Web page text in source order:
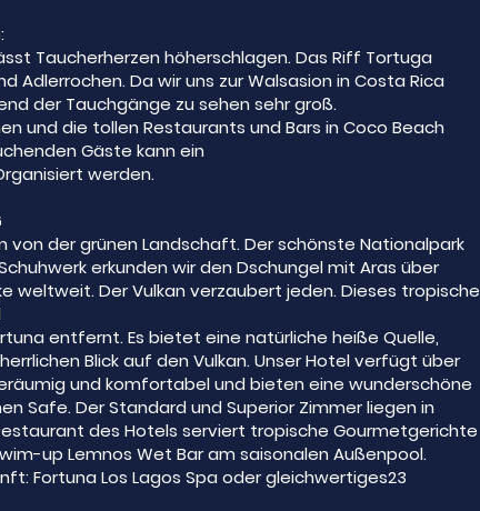
Taucherherzen höherschlagen. Das Riff Tortuga
Da wir uns zur Walsasion in Costa Rica
der Tauchgänge zu sehen sehr groß.
und die tollen Restaurants und Bars in Coco Beach
Gäste kann ein
werden.
der grünen Landschaft. Der schönste Nationalpark
erkunden wir den Dschungel mit Aras über
weltweit. Der Vulkan verzaubert jeden. Dieses tropische
entfernt. Es bietet eine natürliche heiße Quelle,
Blick auf den Vulkan. Unser Hotel verfügt über
und komfortabel und bieten eine wunderschöne
Safe. Der Standard und Superior Zimmer liegen in
des Hotels serviert tropische Gourmetgerichte
up Lemnos Wet Bar am saisonalen Außenpool.
Fortuna Los Lagos Spa oder gleichwertiges23